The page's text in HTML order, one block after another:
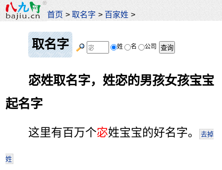
首页 >取名字 > 百家姓 >
取名字 姓 名 公司
宓姓取名字，姓宓的男孩女孩宝宝
起名字
这里有百万个宓姓宝宝的好名字。 去掉
姓